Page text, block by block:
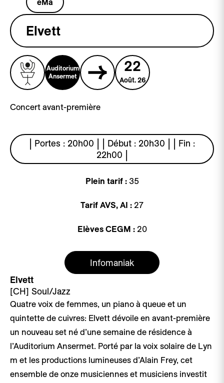
Elvett
Auditorium
Ansermet
22
Août. 26
Concert avant-première
| Portes : 20h00 | | Début : 20h30 | | Fin :
22h00 |
Plein tarif :35
Tarif AVS, AI : 27
Elèves CEGM :20
Infomaniak
Elvett
[CH] Soul/Jazz
Quatre voix de femmes, un piano à queue et un
quintette de cuivres: Elvett dévoile en avant-première
un nouveau set né d’une semaine de résidence à
l’Auditorium Ansermet. Porté par la voix solaire de Lyn
m et les productions lumineuses d’Alain Frey, cet
ensemble de onze musiciennes et musiciens investit